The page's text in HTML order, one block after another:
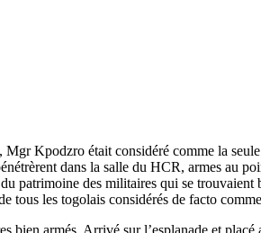
Kpodzro était considéré comme la
dans la salle du HCR, armes au
patrimoine des militaires qui se
tous les togolais considérés de facto